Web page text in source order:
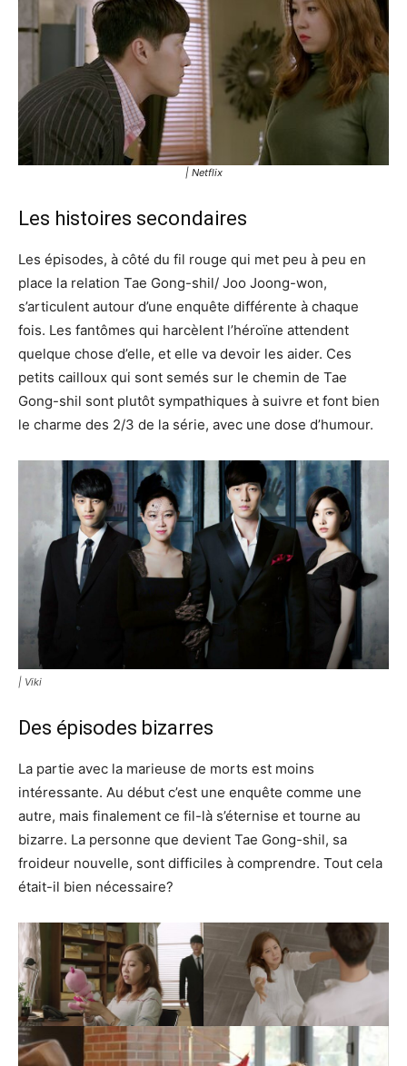
| Netflix
Les histoires secondaires
Les épisodes, à côté du fil rouge qui met peu à peu en
place la relation Tae Gong-shil/ Joo Joong-won,
s’articulent autour d’une enquête différente à chaque
fois. Les fantômes qui harcèlent l’héroïne attendent
quelque chose d’elle, et elle va devoir les aider. Ces
petits cailloux qui sont semés sur le chemin de Tae
Gong-shil sont plutôt sympathiques à suivre et font bien
le charme des 2/3 de la série, avec une dose d’humour.
| Viki
Des épisodes bizarres
La partie avec la marieuse de morts est moins
intéressante. Au début c’est une enquête comme une
autre, mais finalement ce fil-là s’éternise et tourne au
bizarre. La personne que devient Tae Gong-shil, sa
froideur nouvelle, sont difficiles à comprendre. Tout cela
était-il bien nécessaire?